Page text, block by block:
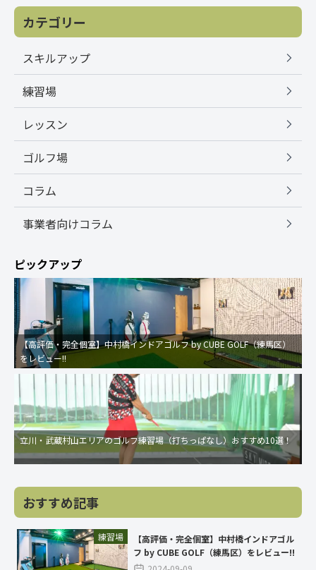
カテゴリー
スキルアップ
練習場
レッスン
ゴルフ場
コラム
事業者向けコラム
ピックアップ
【高評価・完全個室】中村橋インドアゴルフ by CUBE GOLF（練馬区）
をレビュー!!
立川・武蔵村山エリアのゴルフ練習場（打ちっぱなし）おすすめ10選！
おすすめ記事
練習場
【高評価・完全個室】中村橋インドアゴル
フ by CUBE GOLF（練馬区）をレビュー!!